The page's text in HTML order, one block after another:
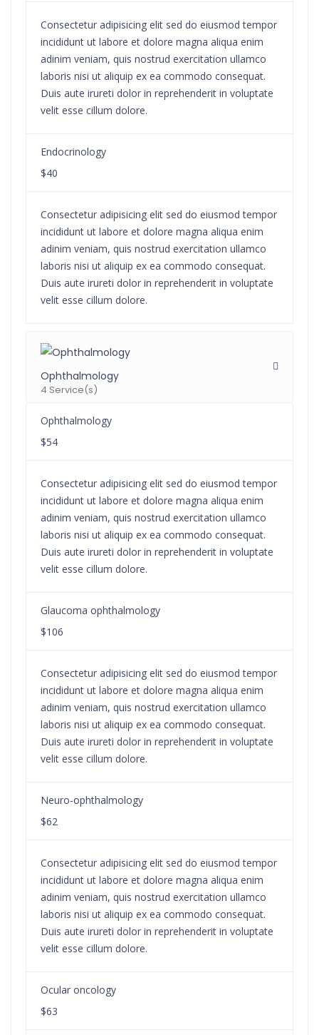
Consectetur adipisicing elit sed do eiusmod tempor
incididunt ut labore et dolore magna aliqua enim
adinim veniam, quis nostrud exercitation ullamco
laboris nisi ut aliquip ex ea commodo consequat.
Duis aute irureti dolor in reprehenderit in voluptate
velit esse cillum dolore.
Endocrinology
$40
Consectetur adipisicing elit sed do eiusmod tempor
incididunt ut labore et dolore magna aliqua enim
adinim veniam, quis nostrud exercitation ullamco
laboris nisi ut aliquip ex ea commodo consequat.
Duis aute irureti dolor in reprehenderit in voluptate
velit esse cillum dolore.
Ophthalmology
4 Service(s)
Ophthalmology
$54
Consectetur adipisicing elit sed do eiusmod tempor
incididunt ut labore et dolore magna aliqua enim
adinim veniam, quis nostrud exercitation ullamco
laboris nisi ut aliquip ex ea commodo consequat.
Duis aute irureti dolor in reprehenderit in voluptate
velit esse cillum dolore.
Glaucoma ophthalmology
$106
Consectetur adipisicing elit sed do eiusmod tempor
incididunt ut labore et dolore magna aliqua enim
adinim veniam, quis nostrud exercitation ullamco
laboris nisi ut aliquip ex ea commodo consequat.
Duis aute irureti dolor in reprehenderit in voluptate
velit esse cillum dolore.
Neuro-ophthalmology
$62
Consectetur adipisicing elit sed do eiusmod tempor
incididunt ut labore et dolore magna aliqua enim
adinim veniam, quis nostrud exercitation ullamco
laboris nisi ut aliquip ex ea commodo consequat.
Duis aute irureti dolor in reprehenderit in voluptate
velit esse cillum dolore.
Ocular oncology
$63